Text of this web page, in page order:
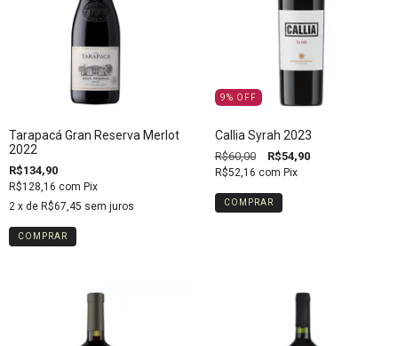
Tarapacá Gran Reserva Merlot
2022
R$134,90
R$128,16 com Pix
2 x de R$67,45 sem juros
9% OFF
Callia Syrah 2023
R$60,00 R$54,90
R$52,16 com Pix